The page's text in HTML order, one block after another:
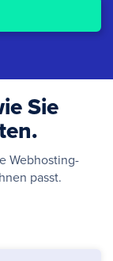
Sie
Webhosting-
passt.